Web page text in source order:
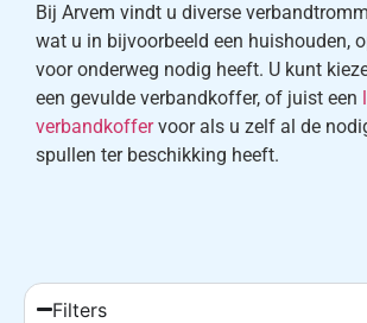
Bij Arvem vindt u diverse
wat u in bijvoorbeeld een huishouden,
voor onderweg nodig heeft. U kunt
een gevulde verbandkoffer, of juist een
verbandkoffervoor als u zelf al de
spullen ter beschikking heeft.
Filters